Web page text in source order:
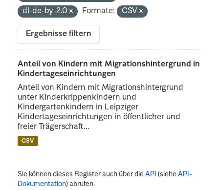
dl-de-by-2.0
Formate: CSV
Ergebnisse filtern
Anteil von Kindern mit Migrationshintergrund in
Kindertageseinrichtungen
Anteil von Kindern mit Migrationshintergrund
unter Kinderkrippenkindern und
Kindergartenkindern in Leipziger
Kindertageseinrichtungen in öffentlicher und
freier Trägerschaft...
CSV
Sie können dieses Register auch über dieAPI (sieheAPI-
Dokumentation) abrufen.